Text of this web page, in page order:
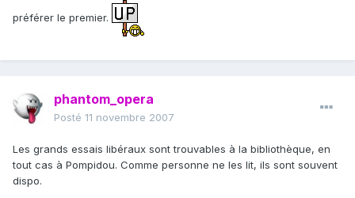
préférer le premier.
phantom_opera
Posté 11 novembre 2007
Les grands essais libéraux sont trouvables à la bibliothèque, en
tout cas à Pompidou. Comme personne ne les lit, ils sont souvent
dispo.